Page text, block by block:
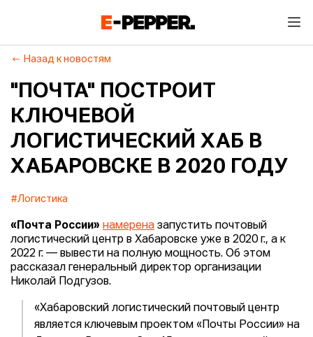
Назад к новостям
"ПОЧТА" ПОСТРОИТ
КЛЮЧЕВОЙ
ЛОГИСТИЧЕСКИЙ ХАБ В
ХАБАРОВСКЕ В 2020 ГОДУ
#Логистика
«Почта России» намерена запустить почтовый
логистический центр в Хабаровске уже в 2020 г., а к
2022 г. — вывести на полную мощность. Об этом
рассказал генеральный директор организации
Николай Подгузов.
«Хабаровский логистический почтовый центр
является ключевым проектом «Почты России» на